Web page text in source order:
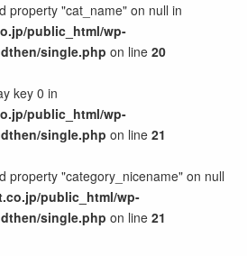
ティア活動
お問い合わせ
property "cat_name" on null in
public_html/wp-
single.php on line 20
key 0 in
public_html/wp-
single.php on line 21
property "category_nicename" on null
public_html/wp-
single.php on line 21